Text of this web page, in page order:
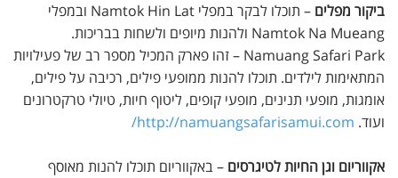
ביקור מפלים
– תוכלו לבקר במפלי Namtok Hin Lat ובמפלי
Namtok Na Mueang ולהנות מיופים ולשחות בבריכות.
Namuang Safari Park – זהו פארק המכיל מספר רב של פעילויות
המתאימות לילדים. תוכלו להנות ממופעי פילים, רכיבה על פילים,
אומגות, מופעי תנינים, מופעי קופים, ליטוף חיות, טיולי טרקטרונים
ועוד. http://namuangsafarisamui.com/
אקווריום וגן החיות לטיגרסים – באקווריום תוכלו להנות מאוסף